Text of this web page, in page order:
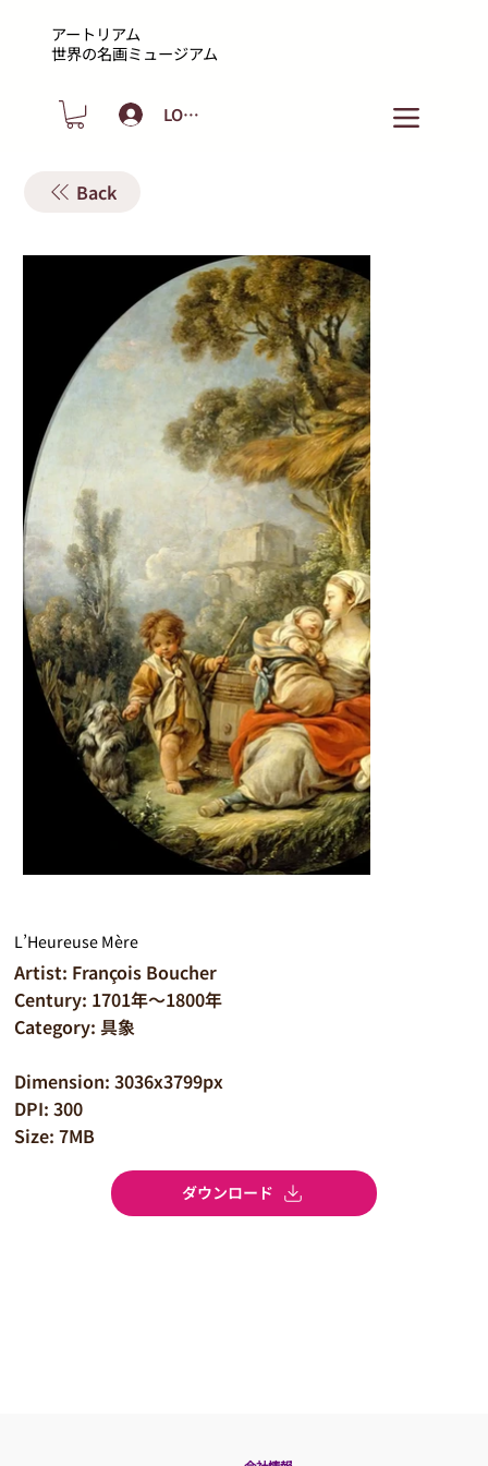
アートリアム
​世界の名画ミュージアム
LOGIN
Back
L’Heureuse Mère
Artist: François Boucher
Century: 1701年～1800年
Category: 具象
Dimension: 3036x3799px
DPI: 300
Size: 7MB
ダウンロード